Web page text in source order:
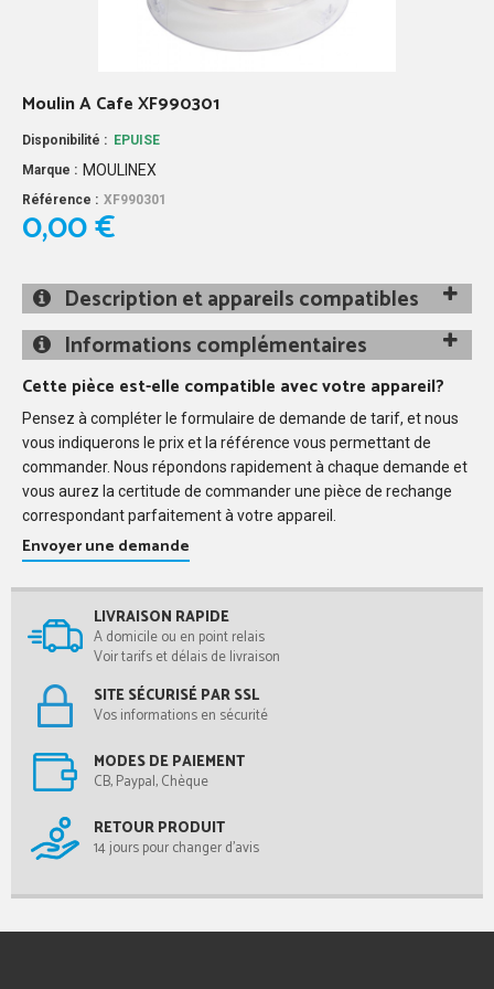
Moulin A Cafe XF990301
Disponibilité :
EPUISE
Marque : MOULINEX
Référence : XF990301
0,00 €
Description et appareils compatibles
Informations complémentaires
Cette pièce est-elle compatible avec votre appareil?
Pensez à compléter le formulaire de demande de tarif, et nous
vous indiquerons le prix et la référence vous permettant de
commander. Nous répondons rapidement à chaque demande et
vous aurez la certitude de commander une pièce de rechange
correspondant parfaitement à votre appareil.
Envoyer une demande
LIVRAISON RAPIDE
A domicile ou en point relais
Voir tarifs et délais de livraison
SITE SÉCURISÉ PAR SSL
Vos informations en sécurité
MODES DE PAIEMENT
CB, Paypal, Chèque
RETOUR PRODUIT
14 jours pour changer d'avis